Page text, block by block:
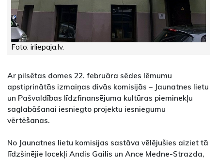
Foto: irliepaja.lv.
Ar pilsētas domes 22. februāra sēdes lēmumu
apstiprinātās izmaiņas divās komisijās – Jaunatnes lietu
un Pašvaldības līdzfinansējuma kultūras pieminekļu
saglabāšanai iesniegto projektu iesniegumu
vērtēšanas.
No Jaunatnes lietu komisijas sastāva vēlējušies aiziet tā
līdzšinējie locekļi Andis Gailis un Ance Medne-Strazda,